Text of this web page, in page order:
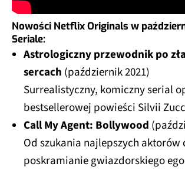
Nowości Netflix Originals w
Seriale:
Astrologiczny przewodnik po
sercach (październik 2021)
Surrealistyczny, komiczny serial
bestsellerowej powieści Silvii
Call My Agent: Bollywood
Od szukania najlepszych aktorów
poskramianie gwiazdorskiego